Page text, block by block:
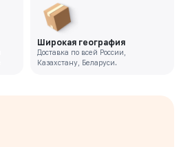
Широкая география
Доставка по всей России,
Казахстану, Беларуси.